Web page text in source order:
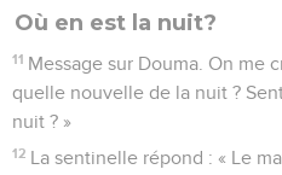
Où en est la nuit?
11 Message sur Douma. On me
quelle nouvelle de la nuit ?
nuit ? »
12 La sentinelle répond : « Le